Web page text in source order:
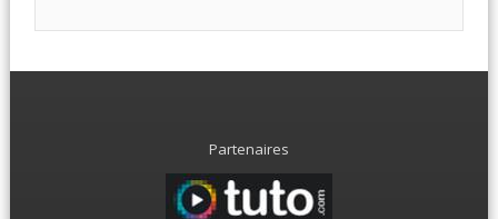
Partenaires